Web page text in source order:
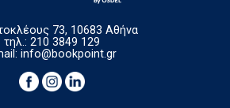
73, 10683 Αθήνα
τηλ.: 210 3849 129
info@bookpoint.gr